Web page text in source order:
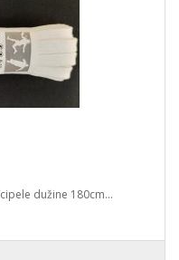
dužine 180cm...